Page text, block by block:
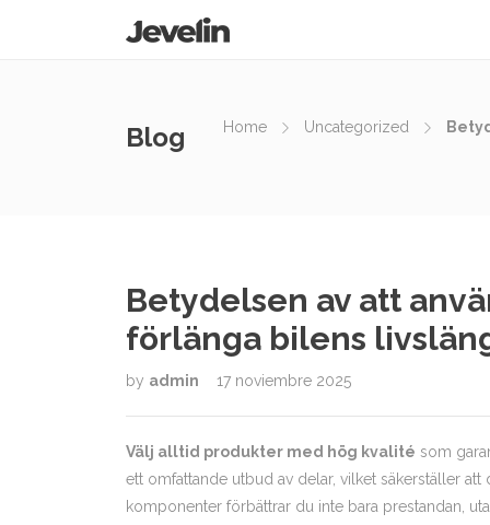
Blog Home Uncategorized
Betydelsen av att
förlänga bilens
by admin 17 noviembre 2025
Välj alltid produkter med hög kvalité som
ett omfattande utbud av delar, vilket säkerställer
komponenter förbättrar du inte bara prestandan,